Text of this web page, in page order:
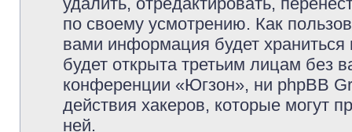
по своему усмотрению. Как
вами информация будет
будет открыта третьим лицам без
конференции «Югзон», ни phpBB
действия хакеров, которые могут
ней.